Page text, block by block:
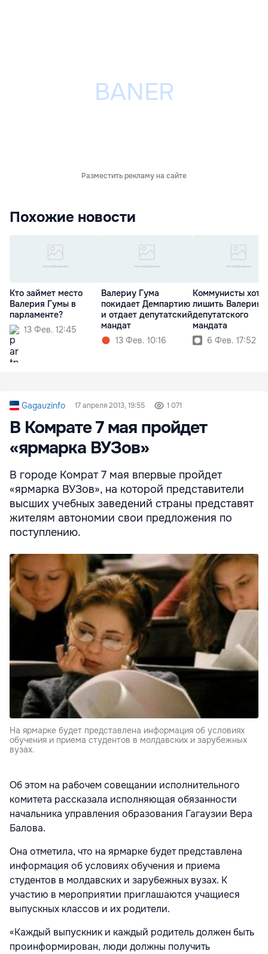
Разместить рекламу на сайте
Похожие новости
Кто займет место
Валерия Гумы в
парламенте?
13 Фев. 12:45
Валериу Гума
покидает Демпартию
и отдает депутатский
мандат
13 Фев. 10:16
Коммунисты
лишить Валерия
депутатского
мандата
6 Фев. 17:52
Gagauzinfo 17 апреля 2013, 19:55 1 071
В Комрате 7 мая пройдет
«ярмарка ВУЗов»
В городе Комрат 7 мая впервые пройдет
«ярмарка ВУЗов», на которой представители
высших учебных заведений страны представят
жителям автономии свои предложения по
поступлению.
На ярмарке будет представлена информация об условиях
обучения и приема студентов в молдавских и зарубежных
вузах.
Об этом на рабочем совещании исполнительного
комитета рассказала исполняющая обязанности
начальника управления образования Гагаузии Вера
Балова.
Она отметила, что на ярмарке будет представлена
информация об условиях обучения и приема
студентов в молдавских и зарубежных вузах. К
участию в мероприятии приглашаются учащиеся
выпускных классов и их родители.
«Каждый выпускник и каждый родитель должен быть
проинформирован, люди должны получить